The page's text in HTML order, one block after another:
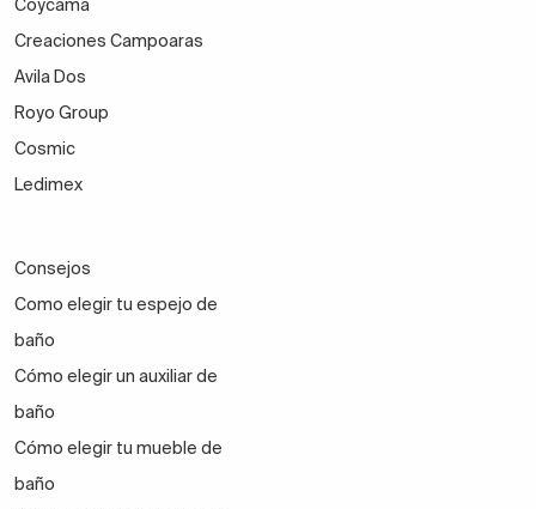
Coycama
Creaciones Campoaras
Avila Dos
Royo Group
Cosmic
Ledimex
Consejos
Como elegir tu espejo de
baño
Cómo elegir un auxiliar de
baño
Cómo elegir tu mueble de
baño